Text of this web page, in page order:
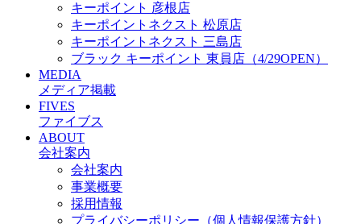
キーポイント 彦根店
キーポイントネクスト 松原店
キーポイントネクスト 三島店
ブラック キーポイント 東員店（4/29OPEN）
MEDIA
メディア掲載
FIVES
ファイブス
ABOUT
会社案内
会社案内
事業概要
採用情報
プライバシーポリシー（個人情報保護方針）